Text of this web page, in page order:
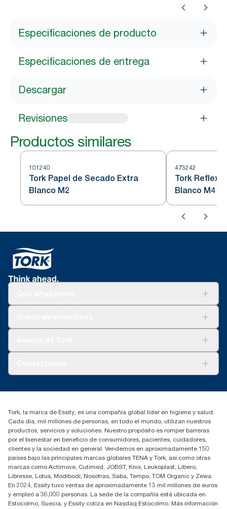
Especificaciones de producto
Especificaciones de entrega
Descargar
Revisiones
Productos similares
101240
Tork Papel de Secado Extra
Blanco M2
473242
Tork
Blanco M4
91 657 84 00
Tork, la marca de Essity, es una compañía global líder en higiene y salud.
Cada día, mil millones de personas, en todo el mundo, utilizan nuestros
productos, servicios y soluciones. Nuestro propósito es romper barreras
por el bienestar en beneficio de consumidores, pacientes, cuidadores,
clientes y la sociedad en general. Vendemos en aproximadamente 150
países bajo las principales marcas globales TENA y Tork, así como otras
marcas como Actimove, Cutimed, JOBST, Knix, Leukoplast, Libero,
Libresse, Lotus, Modibodi, Nosotras, Saba, Tempo, TOM Organic y Zewa.
En 2024, Essity tuvo ventas de aproximadamente 13 mil millones de euros
y empleó a 36,000 personas. La sede de la compañía está ubicada en
Estocolmo, Suecia, y Essity cotiza en Nasdaq Estocolmo. Más información